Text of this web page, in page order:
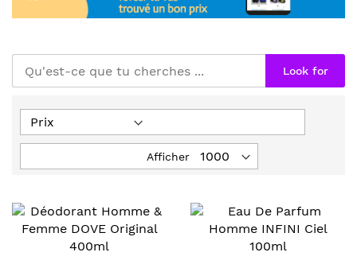
Look for
Afficher